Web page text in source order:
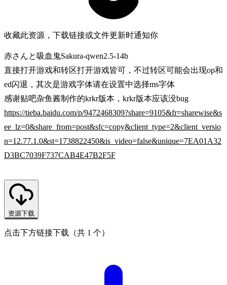
收藏此资源，下载链接或文件更新时通知你
赤さんと吸血鬼Sakura-qwen2.5-14b
直接打开游戏和转区打开游戏皆可，不过转区可能会出现op和
ed闪退，其次是游戏字体请在设置中选择ms字体
感谢贴吧杂鱼酱制作的krkr版本，krkr版本应该没bug
https://tieba.baidu.com/p/9472468309?share=9105&fr=sharewise&s
ee_lz=0&share_from=post&sfc=copy&client_type=2&client_versio
n=12.77.1.0&st=1738822450&is_video=false&unique=7EA01A32
D3BC7039F737CAB4E47B2F5F
资源下载
点击下方链接下载（共 1 个）